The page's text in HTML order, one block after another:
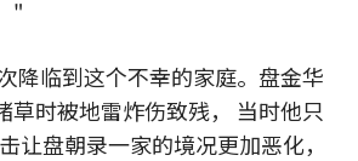
"
降临到这个不幸的家庭。盘金华
草时被地雷炸伤致残， 当时他只
让盘朝录一家的境况更加恶化，